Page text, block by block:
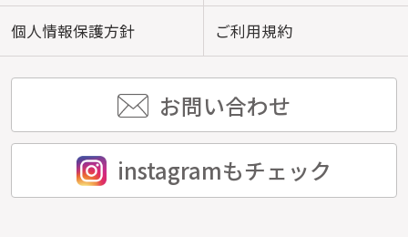
個人情報保護方針
ご利用規約
お問い合わせ
instagramもチェック